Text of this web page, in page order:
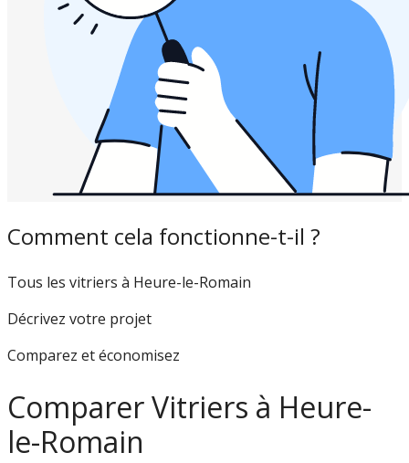
Comment cela fonctionne-t-il ?
Tous les vitriers à Heure-le-Romain
Décrivez votre projet
Comparez et économisez
Comparer Vitriers à Heure-
le-Romain